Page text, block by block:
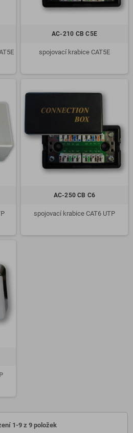
AC-210 CB C5E
spojovací krabice CAT5E
AC-250 CB C6
spojovací krabice CAT6 UTP
1-9 z 9 položek